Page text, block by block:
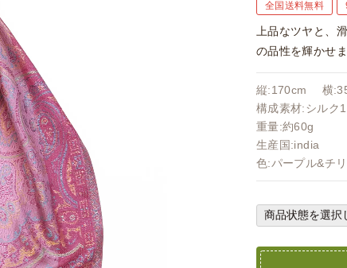
全国送料無料
上品なツヤと、
の品性を輝かせま
縦:170cm 横
構成素材:シルク
重量:約60g
生産国:india
色:パープル&チ